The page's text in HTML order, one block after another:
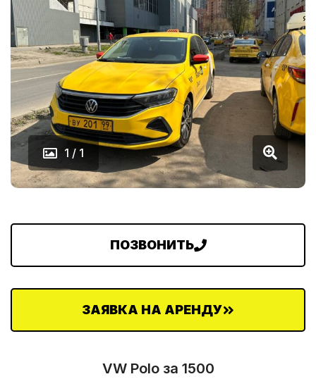
1 / 1
ПОЗВОНИТЬ
ЗАЯВКА НА АРЕНДУ
VW Polo за 1500